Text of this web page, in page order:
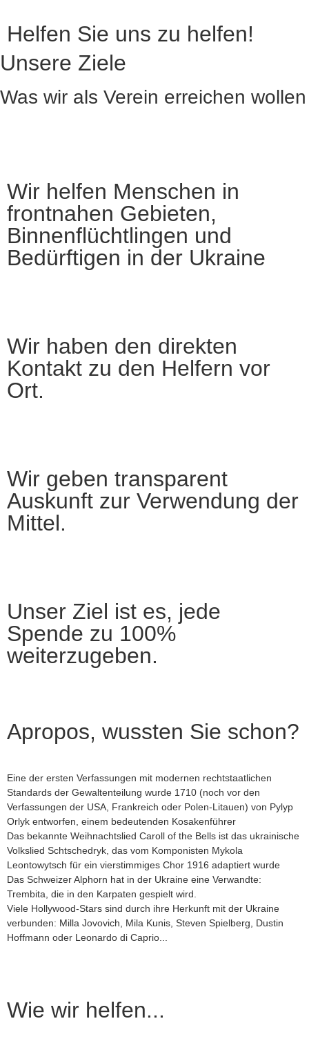
Helfen Sie uns zu helfen!
Unsere Ziele
Was wir als Verein erreichen wollen
Wir helfen Menschen in
frontnahen Gebieten,
Binnenflüchtlingen und
Bedürftigen in der Ukraine
Wir haben den direkten
Kontakt zu den Helfern vor
Ort.
Wir geben transparent
Auskunft zur Verwendung der
Mittel.
Unser Ziel ist es, jede
Spende zu 100%
weiterzugeben.
Apropos, wussten Sie schon?
Eine der ersten Verfassungen mit modernen rechtstaatlichen
Standards der Gewaltenteilung wurde 1710 (noch vor den
Verfassungen der USA, Frankreich oder Polen-Litauen) von Pylyp
Orlyk entworfen, einem bedeutenden Kosakenführer
Das bekannte Weihnachtslied Caroll of the Bells ist das ukrainische
Volkslied Schtschedryk, das vom Komponisten Mykola
Leontowytsch für ein vierstimmiges Chor 1916 adaptiert wurde
Das Schweizer Alphorn hat in der Ukraine eine Verwandte:
Trembita, die in den Karpaten gespielt wird.
Viele Hollywood-Stars sind durch ihre Herkunft mit der Ukraine
verbunden: Milla Jovovich, Mila Kunis, Steven Spielberg, Dustin
Hoffmann oder Leonardo di Caprio...
Wie wir helfen...